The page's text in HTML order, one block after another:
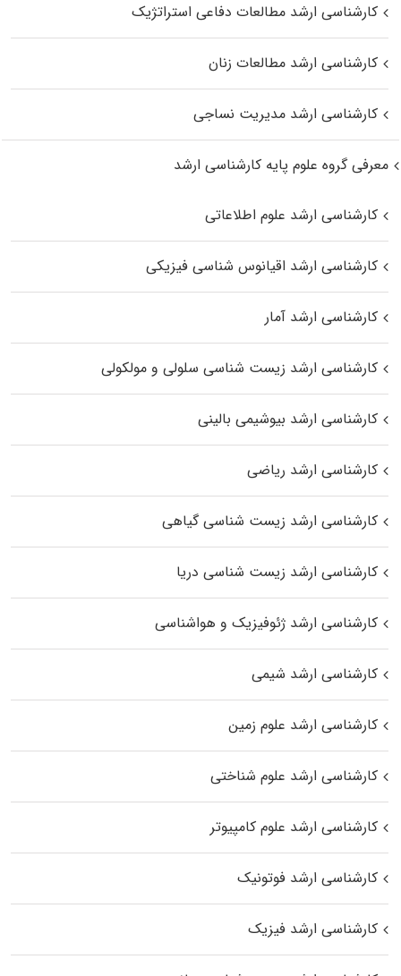
کارشناسی ارشد مطالعات دفاعی استراتژیک
کارشناسی ارشد مطالعات زنان
کارشناسی ارشد مدیریت نساجی
معرفی گروه علوم پایه کارشناسی ارشد
کارشناسی ارشد علوم اطلاعاتی
کارشناسی ارشد اقیانوس‌ شناسی فیزیکی
کارشناسی ارشد آمار
کارشناسی ارشد زیست شناسی سلولی و مولکولی
کارشناسی ارشد بیوشیمی بالینی
کارشناسی ارشد ریاضی
کارشناسی ارشد زیست‌ شناسی گیاهی
کارشناسی ارشد زیست‌ شناسی دریا
کارشناسی ارشد ژئوفیزیک و هواشناسی
کارشناسی ارشد شیمی
کارشناسی ارشد علوم زمین
کارشناسی ارشد علوم شناختی
کارشناسی ارشد علوم کامپیوتر
کارشناسی ارشد فوتونیک
کارشناسی ارشد فیزیک